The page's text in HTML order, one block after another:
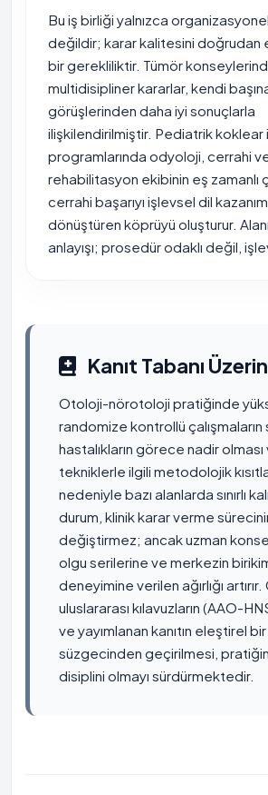
Bu iş birliği yalnızca
değildir; karar kalitesini doğrudan
bir gerekliliktir. Tümör
multidisipliner kararlar, kendi
görüşlerinden daha iyi sonuçlarla
ilişkilendirilmiştir. Pediatrik koklear
programlarında odyoloji, cerrahi
rehabilitasyon ekibinin eş zamanlı
cerrahi başarıyı işlevsel dil
dönüştüren köprüyü oluşturur.
anlayışı; prosedür odaklı değil,
Kanıt Tabanı
Otoloji-nörotoloji pratiğinde
randomize kontrollü çalışmaların
hastalıkların görece nadir
tekniklerle ilgili metodolojik
nedeniyle bazı alanlarda sınırlı
durum, klinik karar verme
değiştirmez; ancak uzman
olgu serilerine ve merkezin
deneyimine verilen ağırlığı
uluslararası kılavuzların (AAO-
ve yayımlanan kanıtın eleştirel
süzgecinden geçirilmesi,
disiplini olmayı sürdürmektedir.